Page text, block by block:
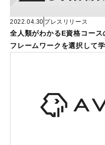
2022.04.30 プレスリリース
全人類がわかるE資格コー
フレームワークを選択して